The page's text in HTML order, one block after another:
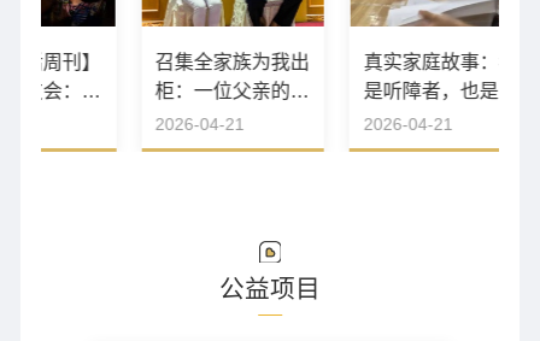
周刊】
会：十
召集全家族为我出
柜：一位父亲的
“绝情”与深情
2026-04-21
真实家庭故事：我
是听障者，也是同
性恋
2026-04-21
公益项目